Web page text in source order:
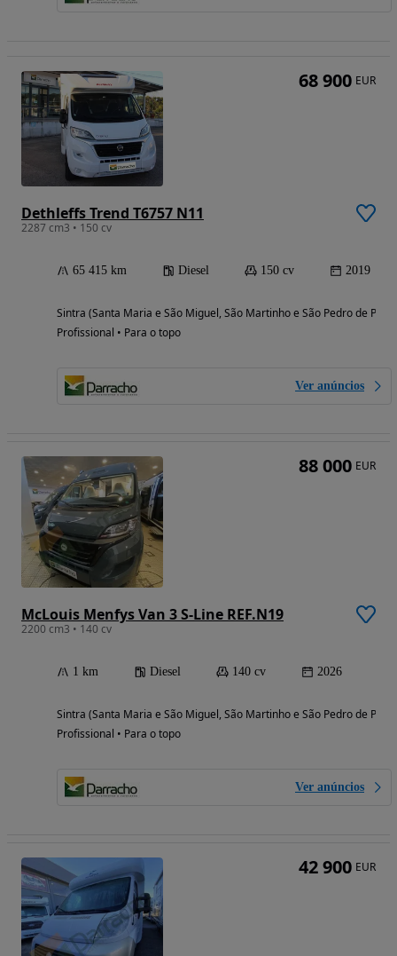
Dethleffs Trend T6757 N11
2287 cm3 • 150 cv
65 415 km Diesel 150 cv 2019
Sintra (Santa Maria e São Miguel, São Martinho e São Pedro de
Profissional • Para o topo
Ver anúncios
68 900 EUR
McLouis Menfys Van 3 S-Line REF.N19
2200 cm3 • 140 cv
1 km Diesel 140 cv 2026
Sintra (Santa Maria e São Miguel, São Martinho e São Pedro de
Profissional • Para o topo
Ver anúncios
88 000 EUR
42 900 EUR